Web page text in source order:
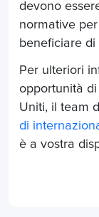
devono
normative
beneficiare di
Per ulteriori
opportunità
Uniti, il team
di
è a vostra